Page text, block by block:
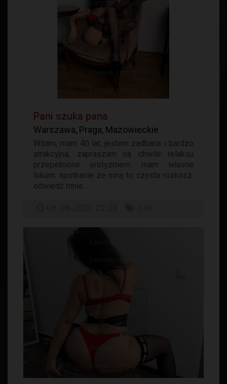
Pani szuka pana
Warszawa, Praga, Mazowieckie
Witam, mam 40 lat, jestem zadbana i bardzo
atrakcyjna, zapraszam na chwile relaksu
przepełnione erotyzmem. mam własne
lokum. spotkanie ze mną to czysta rozkosz.
odwiedź mnie...